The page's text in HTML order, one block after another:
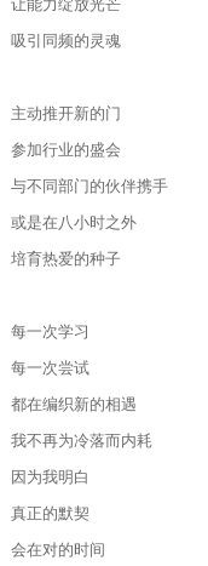
吸引同频的灵魂
主动推开新的门
参加行业的盛会
与不同部门的伙伴携手
或是在八小时之外
培育热爱的种子
每一次学习
每一次尝试
都在编织新的相遇
我不再为冷落而内耗
因为我明白
真正的默契
会在对的时间